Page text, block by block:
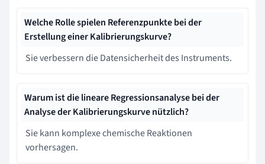
Welche Rolle spielen Referenzpunkte bei der
Erstellung einer Kalibrierungskurve?
Sie verbessern die Datensicherheit des Instruments.
Warum ist die lineare Regressionsanalyse bei der
Analyse der Kalibrierungskurve nützlich?
Sie kann komplexe chemische Reaktionen
vorhersagen.